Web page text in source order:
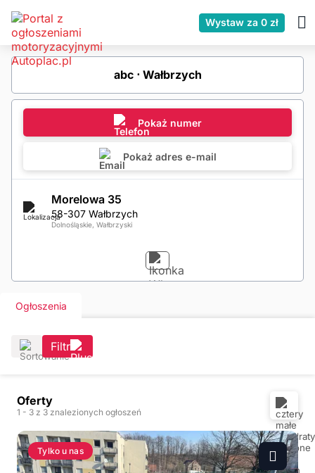
Wystaw za 0 zł
abc ⋅ Wałbrzych
Pokaż numer
Pokaż adres e-mail
Morelowa 35
58-307 Wałbrzych
Dolnośląskie, Wałbrzyski
Ogłoszenia
Filtr
Oferty
1 - 3 z 3 znalezionych ogłoszeń
Tylko u nas